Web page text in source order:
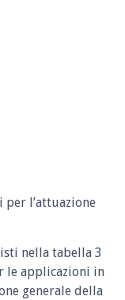
l’attuazione
nella tabella 3
le applicazioni in
generale della